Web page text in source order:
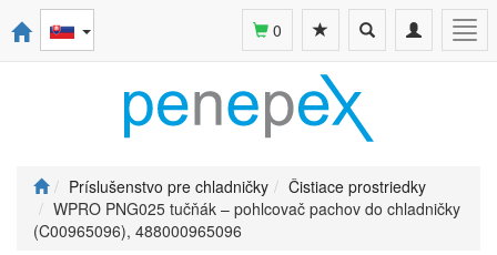
Toggle
navigation
Toggle
search
0
Príslušenstvo pre chladničky
Čistiace prostriedky
WPRO PNG025 tučňák – pohlcovač pachov do chladničky
(C00965096), 488000965096